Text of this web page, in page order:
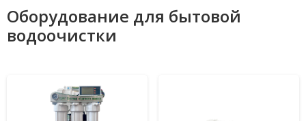
Оборудование для бытовой
водоочистки